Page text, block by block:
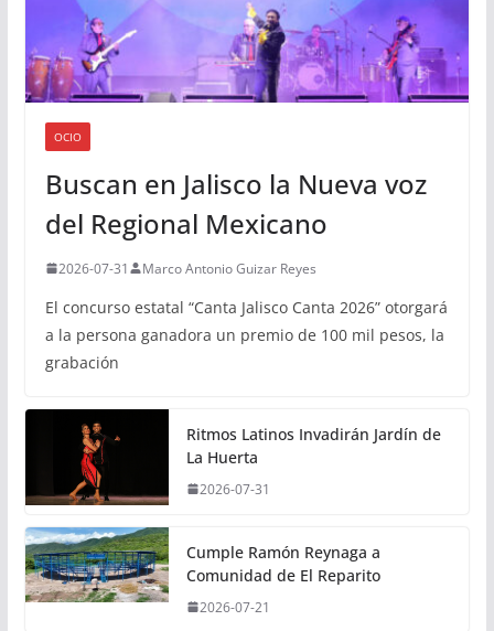
OCIO
Buscan en Jalisco la Nueva voz
del Regional Mexicano
2026-07-31 Marco Antonio Guizar Reyes
El concurso estatal “Canta Jalisco Canta 2026” otorgará
a la persona ganadora un premio de 100 mil pesos, la
grabación
Ritmos Latinos Invadirán Jardín de
La Huerta
2026-07-31
Cumple Ramón Reynaga a
Comunidad de El Reparito
2026-07-21